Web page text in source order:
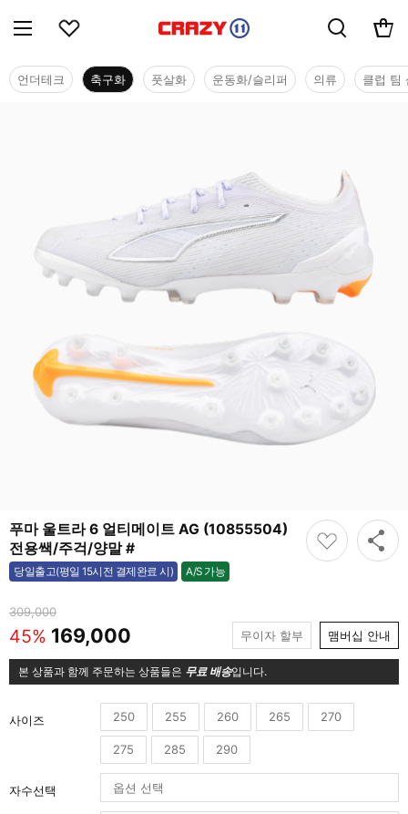
언더테크 축구화 풋살화 운동화/슬리퍼 의류 클럽 팀
푸마 울트라 6 얼티메이트 AG (10855504)
전용쌕/주걱/양말 #
당일출고(평일 15시전 결제완료 시) A/S 가능
가능
309,000
45% 169,000 무이자 할부 맴버십 안내
본 상품과 함께 주문하는 상품들은 무료 배송입니다.
사이즈 250 255 260 265 270
275 285 290
자수선택